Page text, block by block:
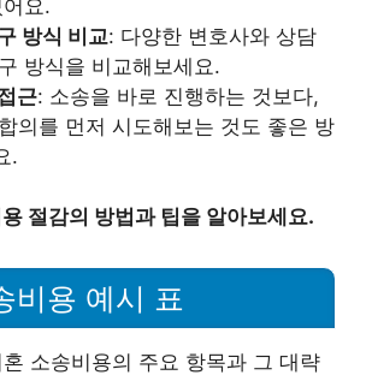
요.
방식 비교: 다양한 변호사와 상담
방식을 비교해보세요.
근: 소송을 바로 진행하는 것보다,
의를 먼저 시도해보는 것도 좋은 방
.
절감의 방법과 팁을 알아보세요.
비용 예시 표
소송비용의 주요 항목과 그 대략